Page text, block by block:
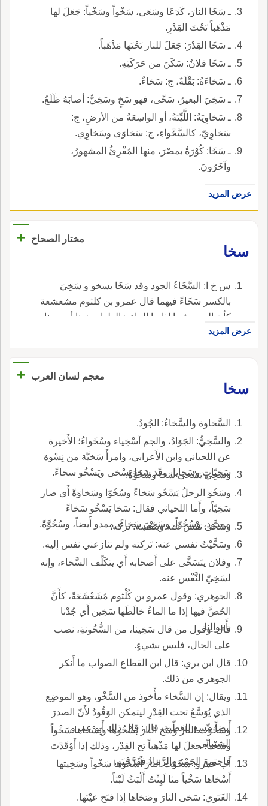
ـ سَخَا النارَ، كَدَعَا وسَعَى، سَخْواً وسَخْياً: جَعَلَ لها
مَذْهَباً تَحْتَ القِدْرِ.
ـ سَخَا القِدْرَ: جَعَلَ للنار تَحْتَها مَذْهَباً.
ـ سَخَا فلانٌ: سَكَنَ من حَرَكَتِهِ.
ـ سَخاءَةُ: بَقْلَةٌ، ج: سَخاءٌ.
ـ سَخِيَ البعيرُ، سَخًى، فهو سَخٍ وسَخِيٌّ: أصابَهُ ظَلَعٌ.
ـ سَخاوِيَةُ: اللَّيِّنَةُ، أو الواسِعَةُ من الأرضِ، ج:
سَخاوِيّ، كالسَّخْواءِ، ج: سَخاوَى وسَخاوِي.
ـ سَخَا: كُوْرَةٌ بمصْرَ، منها المُقْرِئُ المشهورُ،
وآخَرُونَ.
عرض المزيد
مختار الصحاح
+
سخا
س خ ا: السَّخَاءُ الجود وقد سَخَا يسخو و سَخِيَ
بالكسر سَخَاءً فيهما قال عمرو بن كلثوم مشعشعة
كأن الحص فيها إذا ما الماء خالطها سخينا أي جدنا
بأموالنا وقول من قال سخينا من السخونة نصب
على الحال ليس بشيء قلت قد ذكر رحمه الله
ظرف صار سَخِيّا وفلان يَتَسَخَّى على أصحابه أي
يتكلف السخاء.
عرض المزيد
معجم لسان العرب
+
سخا
السَّخاوة والسَّخاءُ: الجُودُ.
والسَّخِيُّ: الجَوَادُ، والجم أسْخِياء وسُخَواءُ؛ الأَخيرة
عن اللحياني وابن الأَعرابي، وامرأَ سَخيَّة من نِسْوة
سَخِيّاتٍ وسَخايا، وقد سَخا يَسْخى ويَسْخُو سخاءً.
وسَخِي يَسْخى سَخاً وسُخُوَّةً.
وسَخُوَ الرجلُ يَسْخُو سَخاءً وسُخُوّا وسَخاوَةً أَي صار
سَخِيّاً، وأَما اللحياني فقال: سَخا يَسْخُو سَخاءً
ممدود، وسُخُوّاً، وسَخِيَ سَخاءً، ممدو أَيضاً، وسُخُوَّةً.
وسَخَّى نفْسَ عنه وبنَفْسِه: تركه.
وسَخَّيْتُ نفسي عنه: تَركته ولم تنازعني نفس إليه.
وفلان يتَسَخَّى على أَصحابه أَي يتكَلّف السَّخاء، وإنه
لسَخِيّ النَّفْس عنه.
الجوهري: وقول عمرو بن كُلْثوم مُشَعْشَعَةً، كأَنَّ
الحُصَّ فيها إذا ما الماءُ خالَطَها سَخِين أَي جُدْنا
بأَموالِنا.
قال: وقول من قال سَخِينا، من السُّخُونةِ، نصب
على الحال، فليس بشيءٍ.
قال ابن بري: قال ابن القطاع الصواب ما أَنكر
الجوهري من ذلك.
ويقال: إن السَّخاء مأْخوذ من السَّخْو، وهو الموضِع
الذي يُوَسَّعُ تحت القِدْرِ ليتمكن الوَقُودُ لأَنّ الصدرَ
أَيضاً يتّسِع للعَطّية، قال: قال ذلك أَبو عمرو
الشيباني.
وسَخُوْت النارَ وسَخ النارَ يَسْخُوها ويَسْخاها سَخْواً
وسَخْياً: جعَلَ لها مَذْهباً تح القِدْر، وذلك إذا أَوْقَدْتَ
فاجتمعَ الجَمْرُ والرَّمادُ ففَرَّجْتَه. أَب عمرو: سَخَوْت النارَ أَسْخُوها سَخْواً وسَخِيتها
أَسْخاها سَخْياً مثا لَبِثْتُ أَلْبَثُ لَبْثاً.
الغَنَوي: سَخى النارَ وصَخاها إذا فتَح عيْنَها.